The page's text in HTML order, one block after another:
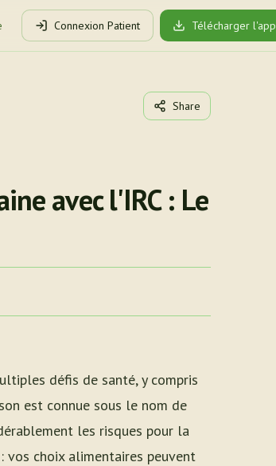
Connexion Patient Télécharger l'app
Share
avec l'IRC : Le
défis de santé, y compris
est connue sous le nom de
les risques pour la
vos choix alimentaires peuvent